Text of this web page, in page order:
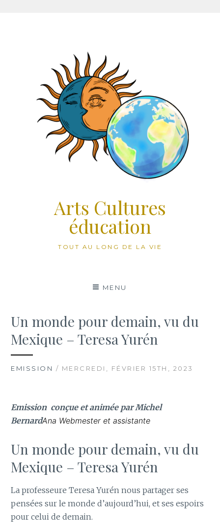
Arts Cultures
éducation
TOUT AU LONG DE LA VIE
MENU
Un monde pour demain, vu du
Mexique – Teresa Yurén
EMISSION / MERCREDI, FÉVRIER 15TH, 2023
Emission conçue et animée par Michel
BernardAna Webmester et assistante
Un monde pour demain, vu du
Mexique – Teresa Yurén
La professeure Teresa Yurén nous partager ses
pensées sur le monde d’aujourd’hui, et ses espoirs
pour celui de demain.